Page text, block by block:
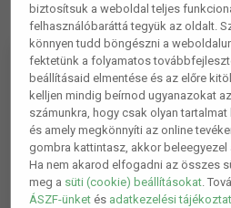
biztosítsuk a weboldal teljes
felhasználóbaráttá tegyük az oldalt.
könnyen tudd böngészni a
fektetünk a folyamatos
beállításaid elmentése és az előre
kelljen mindig beírnod ugyanazokat
számunkra, hogy csak olyan
és amely megkönnyíti az online
gombra kattintasz, akkor
Ha nem akarod elfogadni az összes
meg a süti (cookie) beállításokat.
ÁSZF-ünket és adatkezelési
Sneaker törés védő, cipő orr